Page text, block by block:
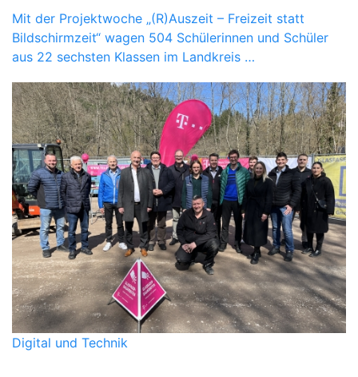
Mit der Projektwoche „(R)Auszeit – Freizeit statt
Bildschirmzeit“ wagen 504 Schülerinnen und Schüler
aus 22 sechsten Klassen im Landkreis …
Digital und Technik